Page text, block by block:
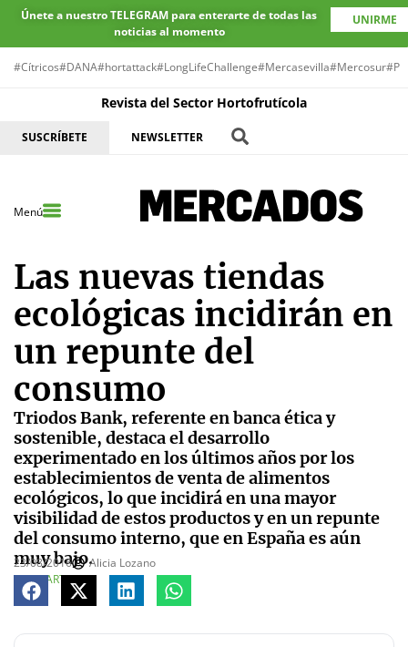
Únete a nuestro TELEGRAM para enterarte de todas las
noticias al momento
UNIRME
#Cítricos#DANA#hortattack#LongLifeChallenge#Mercasevilla#Mercosur
Revista del Sector Hortofrutícola
SUSCRÍBETE NEWSLETTER
Menú
Las nuevas tiendas
ecológicas incidirán en
un repunte del
consumo
Triodos Bank, referente en banca ética y
sostenible, destaca el desarrollo
experimentado en los últimos años por los
establecimientos de venta de alimentos
ecológicos, lo que incidirá en una mayor
visibilidad de estos productos y en un repunte
del consumo interno, que en España es aún
muy bajo.
23/08/2016
Alicia Lozano
COMPARTE